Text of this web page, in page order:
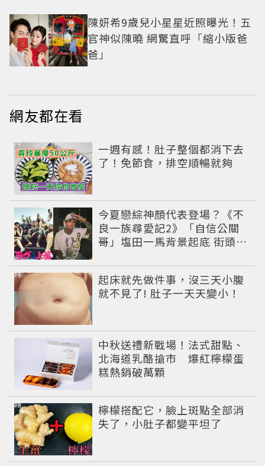
陳妍希9歲兒小星星近照曝光！五
官神似陳曉 網驚直呼「縮小版爸
爸」
網友都在看
一週有感！肚子整個都消下去
了！免節食，排空順暢就夠
PR
今夏戀綜神顏代表登場？《不
良一族尋愛記2》「自信公關
哥」塩田一馬背景起底 街頭辣
起床就先做件事，沒三天小腹
就不見了! 肚子一天天變小！
PR
中秋送禮新戰場！法式甜點、
北海道乳酪搶市 爆紅檸檬蛋
糕熱銷破萬顆
檸檬搭配它，臉上斑點全部消
失了，小肚子都變平坦了
PR